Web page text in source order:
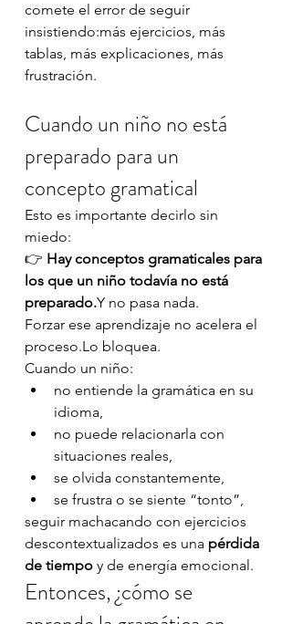
comete el error de seguir
insistiendo:más ejercicios, más
tablas, más explicaciones, más
frustración.
Cuando un niño no está
preparado para un
concepto gramatical
Esto es importante decirlo sin
miedo:
👉 Hay conceptos gramaticales para
los que un niño todavía no está
preparado.Y no pasa nada.
Forzar ese aprendizaje no acelera el
proceso.Lo bloquea.
Cuando un niño:
no entiende la gramática en su
idioma,
no puede relacionarla con
situaciones reales,
se olvida constantemente,
se frustra o se siente “tonto”,
seguir machacando con ejercicios
descontextualizados es una pérdida
de tiempo y de energía emocional.
Entonces, ¿cómo se